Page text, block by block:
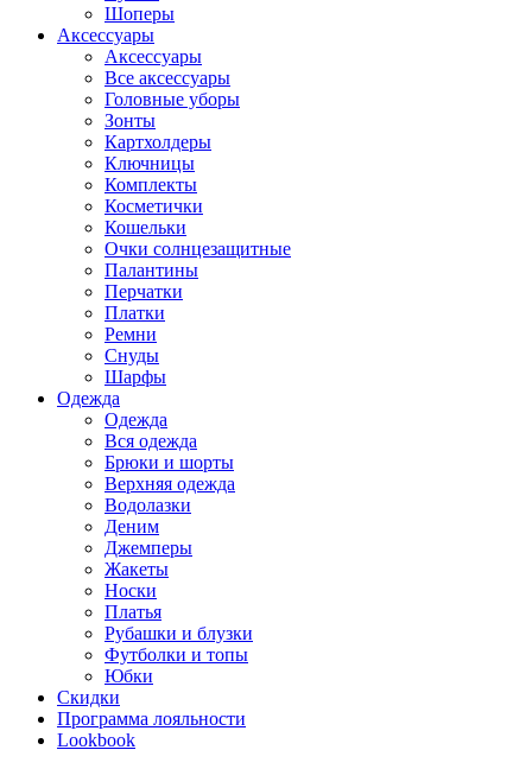
Шоперы
Аксессуары
Аксессуары
Все аксессуары
Головные уборы
Зонты
Картхолдеры
Ключницы
Комплекты
Косметички
Кошельки
Очки солнцезащитные
Палантины
Перчатки
Платки
Ремни
Снуды
Шарфы
Одежда
Одежда
Вся одежда
Брюки и шорты
Верхняя одежда
Водолазки
Деним
Джемперы
Жакеты
Носки
Платья
Рубашки и блузки
Футболки и топы
Юбки
Скидки
Программа лояльности
Lookbook